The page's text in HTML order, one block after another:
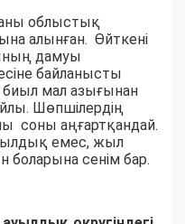
облыстық
алынған. Өйткені
дамуы
байланысты
биыл мал азығынан
Шөпшілердің
соны аңғартқандай.
емес, жыл
сенім бар.